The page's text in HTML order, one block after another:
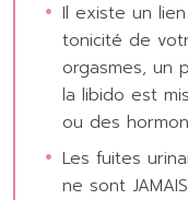
Il existe un
tonicité de
orgasmes, un
la libido est
ou des
Les fuites
ne sont